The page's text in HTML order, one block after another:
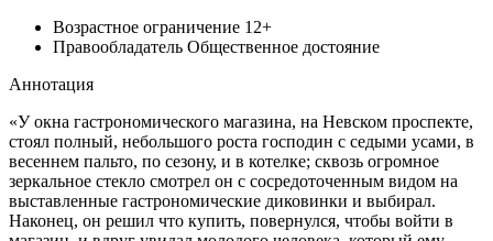
Возрастное ограничение 12+
Правообладатель Общественное достояние
Аннотация
«У окна гастрономического магазина, на Невском проспекте,
стоял полный, небольшого роста господин с седыми усами, в
весеннем пальто, по сезону, и в котелке; сквозь огромное
зеркальное стекло смотрел он с сосредоточенным видом на
выставленные гастрономические диковинки и выбирал.
Наконец, он решил что купить, повернулся, чтобы войти в